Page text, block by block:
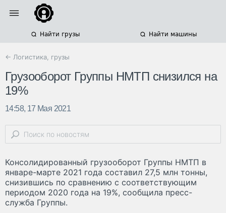
Найти грузы Найти машины
← Логистика, грузы
Грузооборот Группы НМТП снизился на
19%
14:58, 17 Мая 2021
Консолидированный грузооборот Группы НМТП в
январе-марте 2021 года составил 27,5 млн тонны,
снизившись по сравнению с соответствующим
периодом 2020 года на 19%, сообщила пресс-
служба Группы.